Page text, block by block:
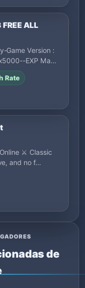
ALL
Game Version :
EXP Ma…
Rate
⚔ Classic
and no f…
de